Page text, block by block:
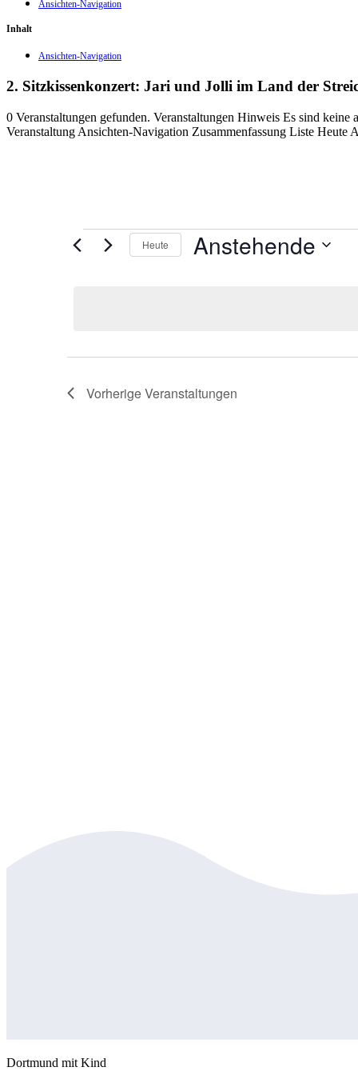
Ansichten-Navigation
Inhalt
Ansichten-Navigation
2. Sitzkissenkonzert: Jari und Jolli im Land der
0 Veranstaltungen gefunden. Veranstaltungen Hinweis Es sind
Veranstaltung Ansichten-Navigation Zusammenfassung Liste
Veranstaltungen
Heute Anstehende
VorherigeVeranstaltungen
Dortmund mit Kind